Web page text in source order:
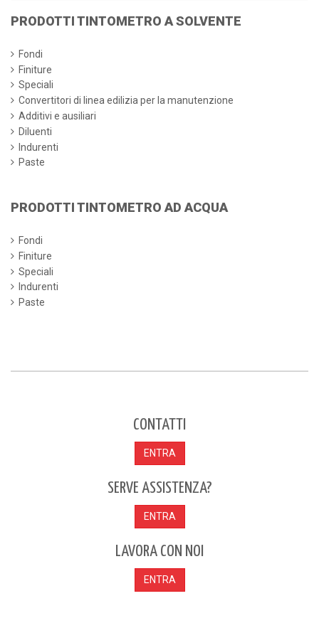
PRODOTTI TINTOMETRO A SOLVENTE
Fondi
Finiture
Speciali
Convertitori di linea edilizia per la manutenzione
Additivi e ausiliari
Diluenti
Indurenti
Paste
PRODOTTI TINTOMETRO AD ACQUA
Fondi
Finiture
Speciali
Indurenti
Paste
CONTATTI
ENTRA
SERVE ASSISTENZA?
ENTRA
LAVORA CON NOI
ENTRA